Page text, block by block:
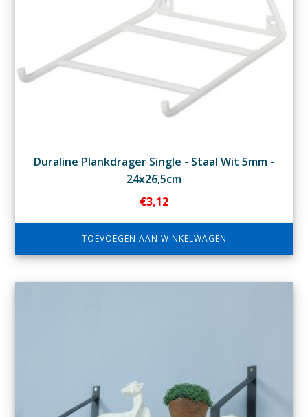
Duraline Plankdrager Single - Staal Wit 5mm -
24x26,5cm
€3,12
TOEVOEGEN AAN WINKELWAGEN